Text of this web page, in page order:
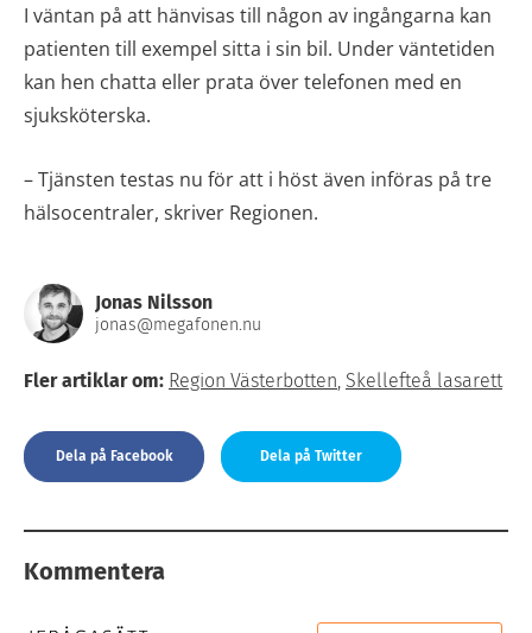
I väntan på att hänvisas till någon av ingångarna kan
patienten till exempel sitta i sin bil. Under väntetiden
kan hen chatta eller prata över telefonen med en
sjuksköterska.
– Tjänsten testas nu för att i höst även införas på tre
hälsocentraler, skriver Regionen.
Jonas Nilsson
jonas@megafonen.nu
Fler artiklar om: Region Västerbotten, Skellefteå lasarett
Dela på Facebook Dela på Twitter
Kommentera